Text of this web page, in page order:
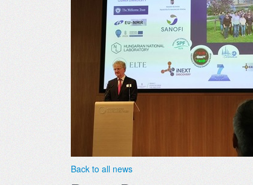
Back to all news